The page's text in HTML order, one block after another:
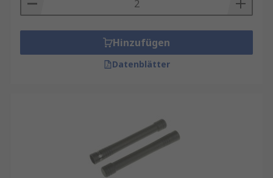
Hinzufügen
Datenblätter